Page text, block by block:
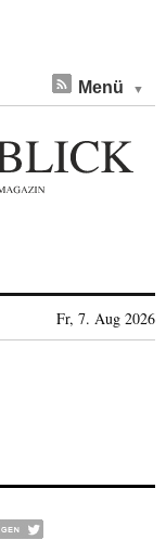
Menü
Fr, 7. Aug 2026